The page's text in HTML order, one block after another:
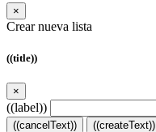
×
Crear nueva lista
((title))
×
((label))
((cancelText)) ((createText))